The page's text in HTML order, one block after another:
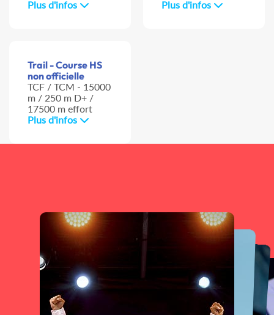
Plus d'infos Plus d'infos
Trail - Course HS
non officielle
TCF / TCM - 15000
m / 250 m D+ /
17500 m effort
Plus d'infos